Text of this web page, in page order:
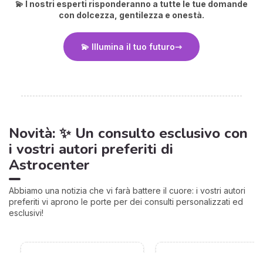
💫 I nostri esperti risponderanno a tutte le tue domande
con dolcezza, gentilezza e onestà.
💫 Illumina il tuo futuro
Novità: ✨ Un consulto esclusivo con
i vostri autori preferiti di
Astrocenter
Abbiamo una notizia che vi farà battere il cuore: i vostri autori
preferiti vi aprono le porte per dei consulti personalizzati ed
esclusivi!